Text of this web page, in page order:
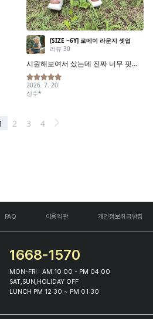
FAQ 이용약관 개인정보취급방침
1668-1570
MON-FRI : AM 10:00 - PM 04:00
SAT,SUN,HOLIDAY OFF
LUNCH PM 12:30 ~ PM 01:30